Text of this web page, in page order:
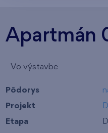
Apartmán
Vo výstavbe
Pôdorys
Projekt
Etapa